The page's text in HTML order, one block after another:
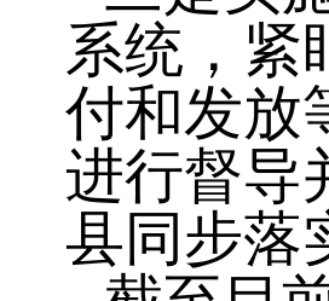
系统，紧
付和发放
进行督导
县同步落